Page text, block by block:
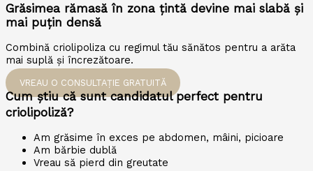
Grăsimea rămasă în zona țintă devine mai slabă și
mai puțin densă
Combină criolipoliza cu regimul tău sănătos pentru a arăta
mai suplă și încrezătoare.
VREAU O CONSULTAȚIE GRATUITĂ
Cum știu că sunt candidatul perfect pentru
criolipoliză?
Am grăsime în exces pe abdomen, mâini, picioare
Am bărbie dublă
Vreau să pierd din greutate